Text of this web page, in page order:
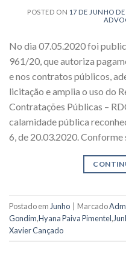
POSTED ON 17 DE JUNHO
No dia 07.05.2020 foi
961/20, que autoriza
e nos contratos públicos,
licitação e amplia o uso do
Contratações Públicas –
calamidade pública
6, de 20.03.2020. Conforme
Postado em Junho Marcado
Gondim,Hyana Paiva Pimentel,
Xavier Cançado